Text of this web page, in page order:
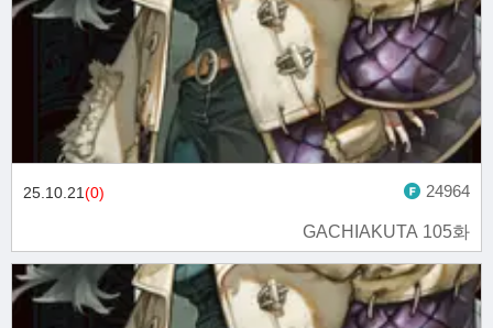
GACHIAKUTA 105화
25.10.21(0) 24964